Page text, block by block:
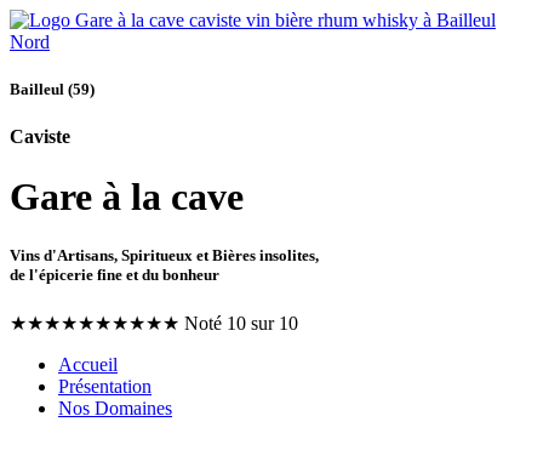
Bailleul (59)
Caviste
Gare à la cave
Vins d'Artisans, Spiritueux et Bières insolites,
de l'épicerie fine et du bonheur
★★★★★★★★★★ Noté 10 sur 10
Accueil
Présentation
Nos Domaines